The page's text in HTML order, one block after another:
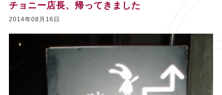
チョニー店長、帰ってきました
2014年08月16日